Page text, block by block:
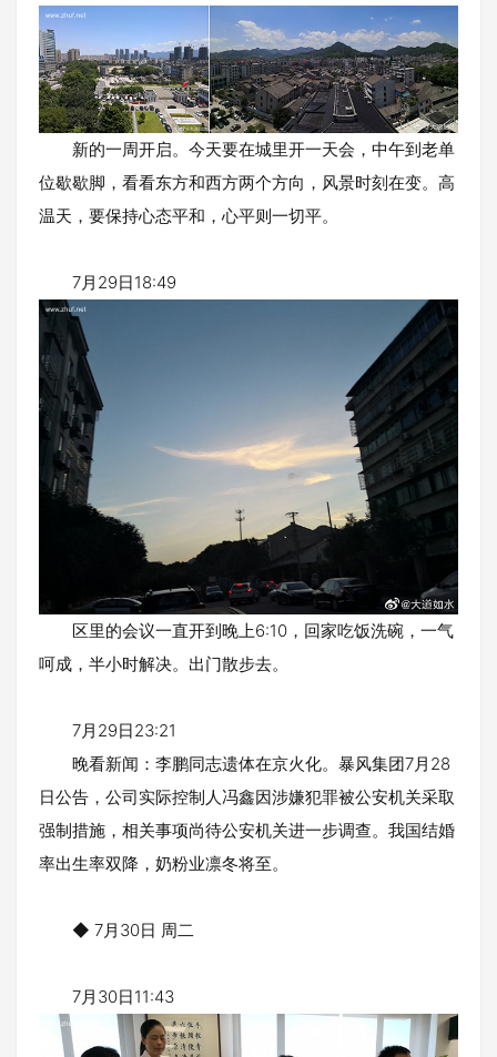
新的一周开启。今天要在城里开一天会，中午到老单
位歇歇脚，看看东方和西方两个方向，风景时刻在变。高
温天，要保持心态平和，心平则一切平。
7月29日18:49
区里的会议一直开到晚上6:10，回家吃饭洗碗，一气
呵成，半小时解决。出门散步去。
7月29日23:21
晚看新闻：李鹏同志遗体在京火化。暴风集团7月28
日公告，公司实际控制人冯鑫因涉嫌犯罪被公安机关采取
强制措施，相关事项尚待公安机关进一步调查。我国结婚
率出生率双降，奶粉业凛冬将至。
◆ 7月30日 周二
7月30日11:43